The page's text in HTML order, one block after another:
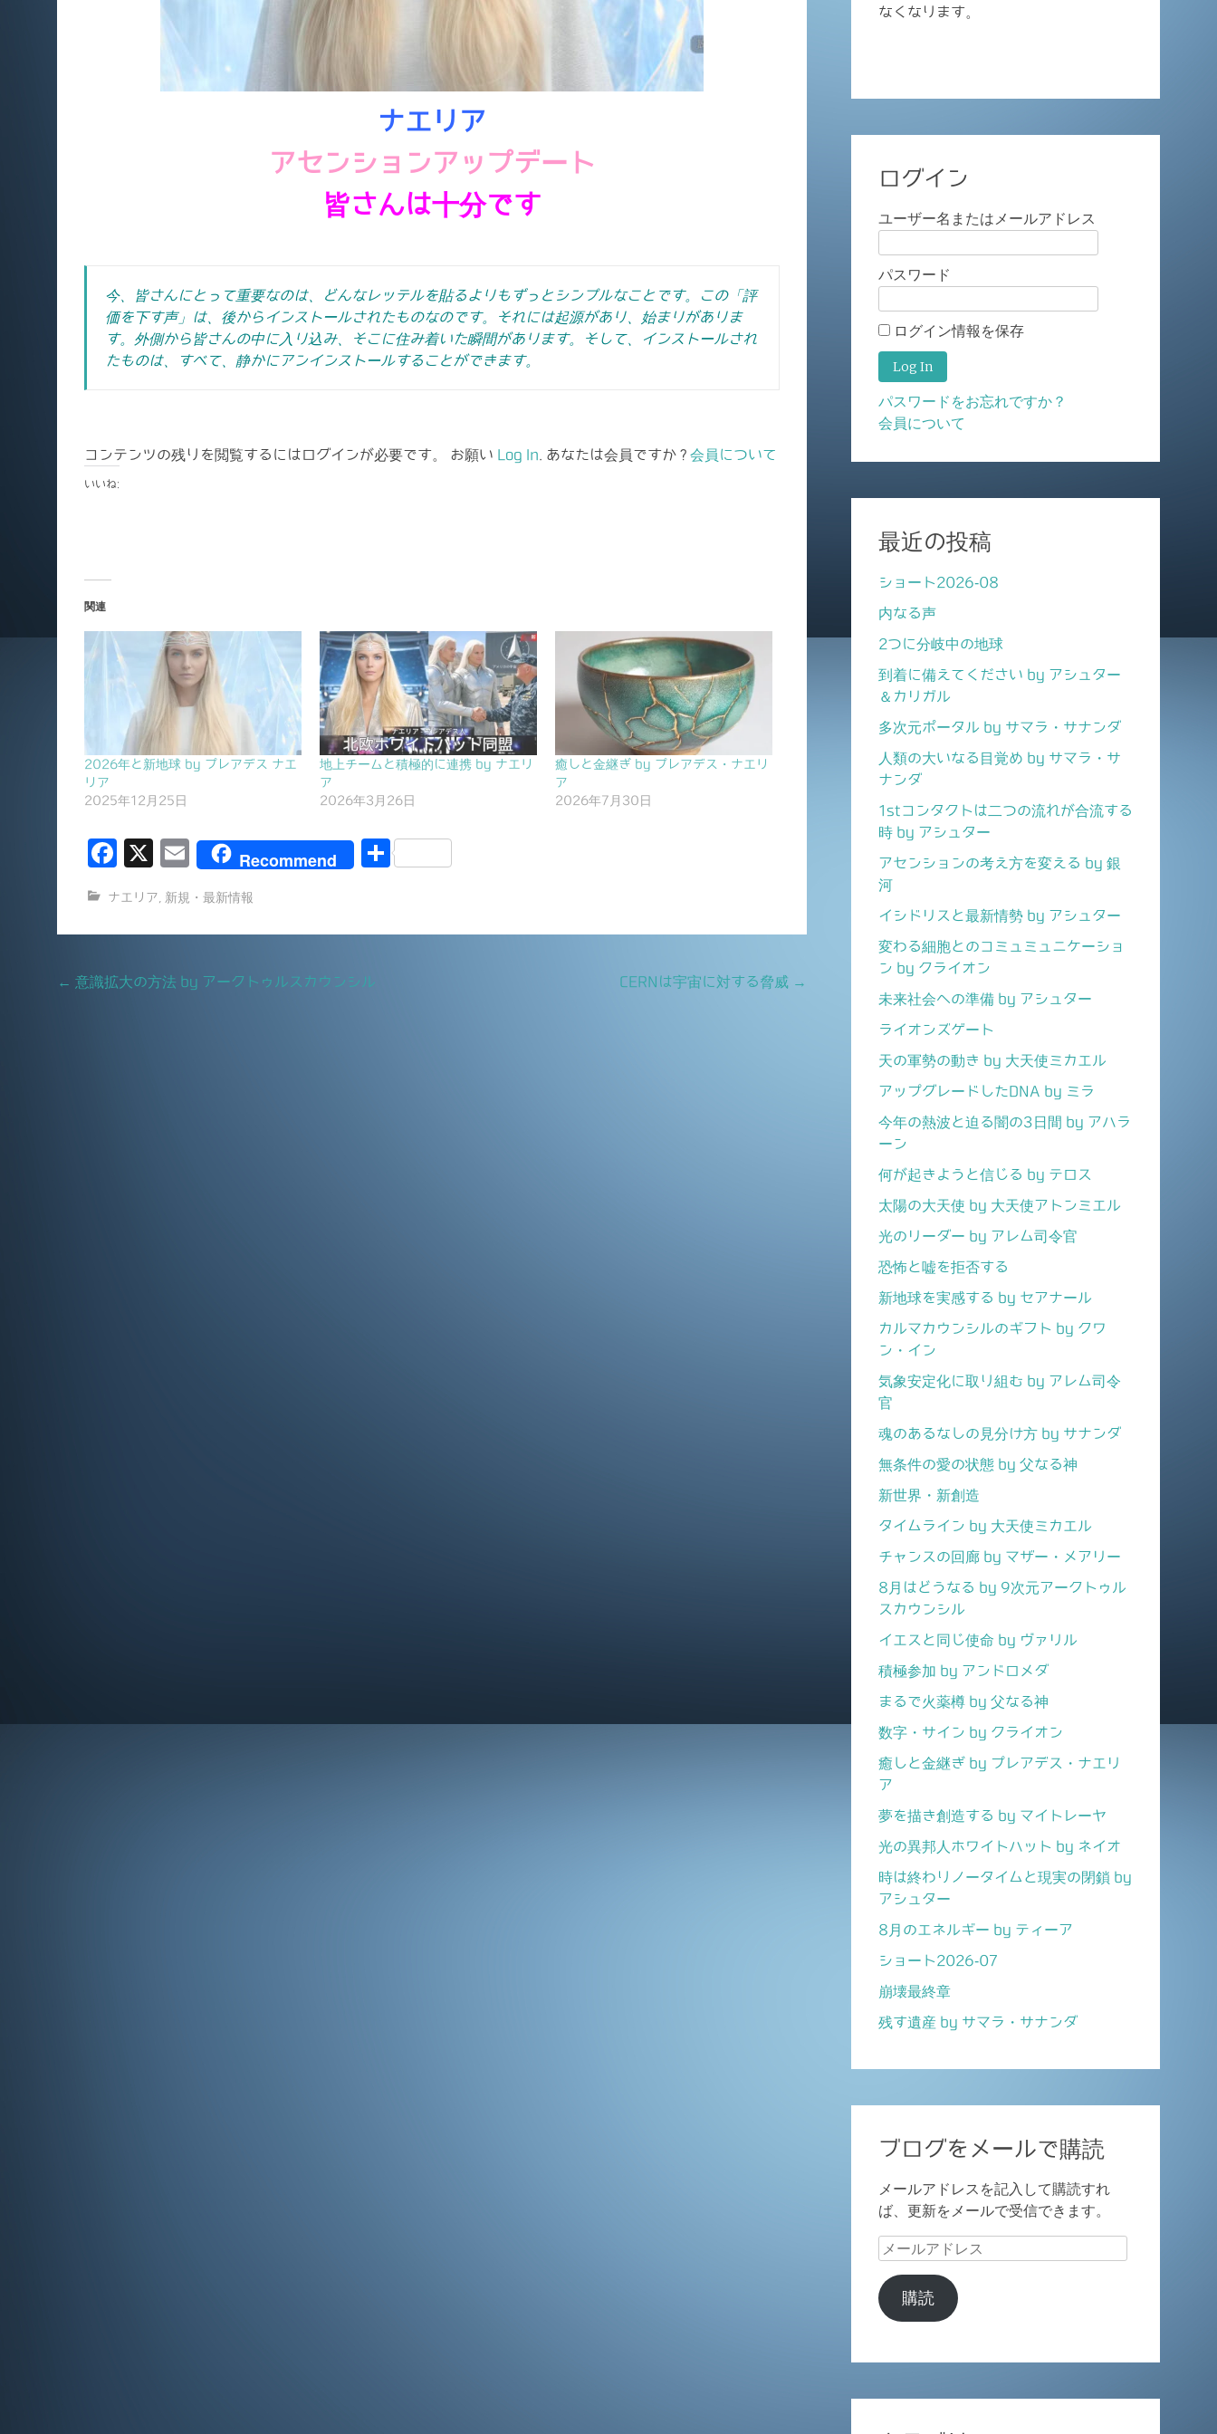
ナエリア
アセンションアップデート
皆さんは十分です
今、皆さんにとって重要なのは、どんなレッテルを貼るよりもずっとシンプルなことです。この「評
価を下す声」は、後からインストールされたものなのです。それには起源があり、始まりがありま
す。外側から皆さんの中に入り込み、そこに住み着いた瞬間があります。そして、インストールされ
たものは、すべて、静かにアンインストールすることができます。
コンテンツの残りを閲覧するにはログインが必要です。 お願い Log In . あなたは会員ですか ? 会員について
いいね:
関連
2026年と新地球 by プレアデス ナエ
リア
2025年12月25日
地上チームと積極的に連携 by ナエリ
ア
2026年3月26日
癒しと金継ぎ by プレアデス・ナエリ
ア
2026年7月30日
F
c
e
b
o
X
E
ai
l
Recommend
共
ナエリア 新規・最新情報
Post
← 意識拡大の方法 by アークトゥルスカウンシル CERNは宇宙に対する脅威 →
なくなります。
ログイン
ユーザー名またはメールアドレス
パスワード
ログイン情報を保存
パスワードをお忘れですか？
会員について
最近の投稿
ショート2026-08
内なる声
2つに分岐中の地球
到着に備えてください by アシュター
＆カリガル
多次元ポータル by サマラ・サナンダ
人類の大いなる目覚め by サマラ・サ
ナンダ
1stコンタクトは二つの流れが合流する
時 by アシュター
アセンションの考え方を変える by 銀
河
イシドリスと最新情勢 by アシュター
変わる細胞とのコミュミュニケーショ
ン by クライオン
未来社会への準備 by アシュター
ライオンズゲート
天の軍勢の動き by 大天使ミカエル
アップグレードしたDNA by ミラ
今年の熱波と迫る闇の3日間 by アハラ
ーン
何が起きようと信じる by テロス
太陽の大天使 by 大天使アトンミエル
光のリーダー by アレム司令官
恐怖と嘘を拒否する
新地球を実感する by セアナール
カルマカウンシルのギフト by クワ
ン・イン
気象安定化に取り組む by アレム司令
官
魂のあるなしの見分け方 by サナンダ
無条件の愛の状態 by 父なる神
新世界・新創造
タイムライン by 大天使ミカエル
チャンスの回廊 by マザー・メアリー
8月はどうなる by 9次元アークトゥル
スカウンシル
イエスと同じ使命 by ヴァリル
積極参加 by アンドロメダ
まるで火薬樽 by 父なる神
数字・サイン by クライオン
癒しと金継ぎ by プレアデス・ナエリ
ア
夢を描き創造する by マイトレーヤ
光の異邦人ホワイトハット by ネイオ
時は終わりノータイムと現実の閉鎖 by
アシュター
8月のエネルギー by ティーア
ショート2026-07
崩壊最終章
残す遺産 by サマラ・サナンダ
ブログをメールで購読
メールアドレスを記入して購読すれ
ば、更新をメールで受信できます。
メ
ル
ア
購読